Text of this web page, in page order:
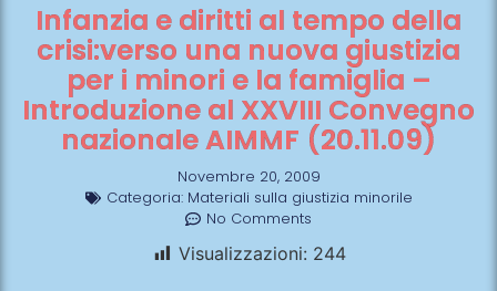
Infanzia e diritti al tempo della
crisi:verso una nuova giustizia
per i minori e la famiglia –
Introduzione al XXVIII Convegno
nazionale AIMMF (20.11.09)
Novembre 20, 2009
Categoria: Materiali sulla giustizia minorile
No Comments
Visualizzazioni: 244